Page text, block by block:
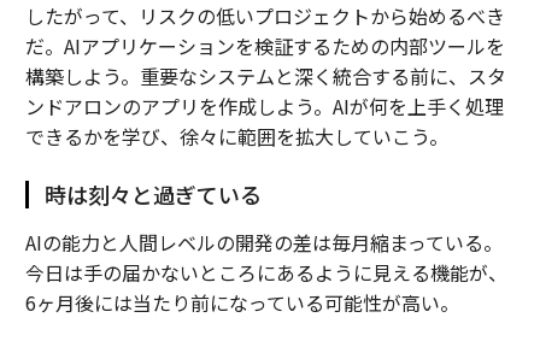
したがって、リスクの低いプロジェクトから始めるべき
だ。AIアプリケーションを検証するための内部ツールを
構築しよう。重要なシステムと深く統合する前に、スタ
ンドアロンのアプリを作成しよう。AIが何を上手く処理
できるかを学び、徐々に範囲を拡大していこう。
時は刻々と過ぎている
AIの能力と人間レベルの開発の差は毎月縮まっている。
今日は手の届かないところにあるように見える機能が、
6ヶ月後には当たり前になっている可能性が高い。